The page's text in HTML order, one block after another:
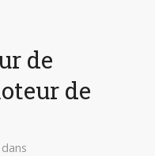
de
de
dans